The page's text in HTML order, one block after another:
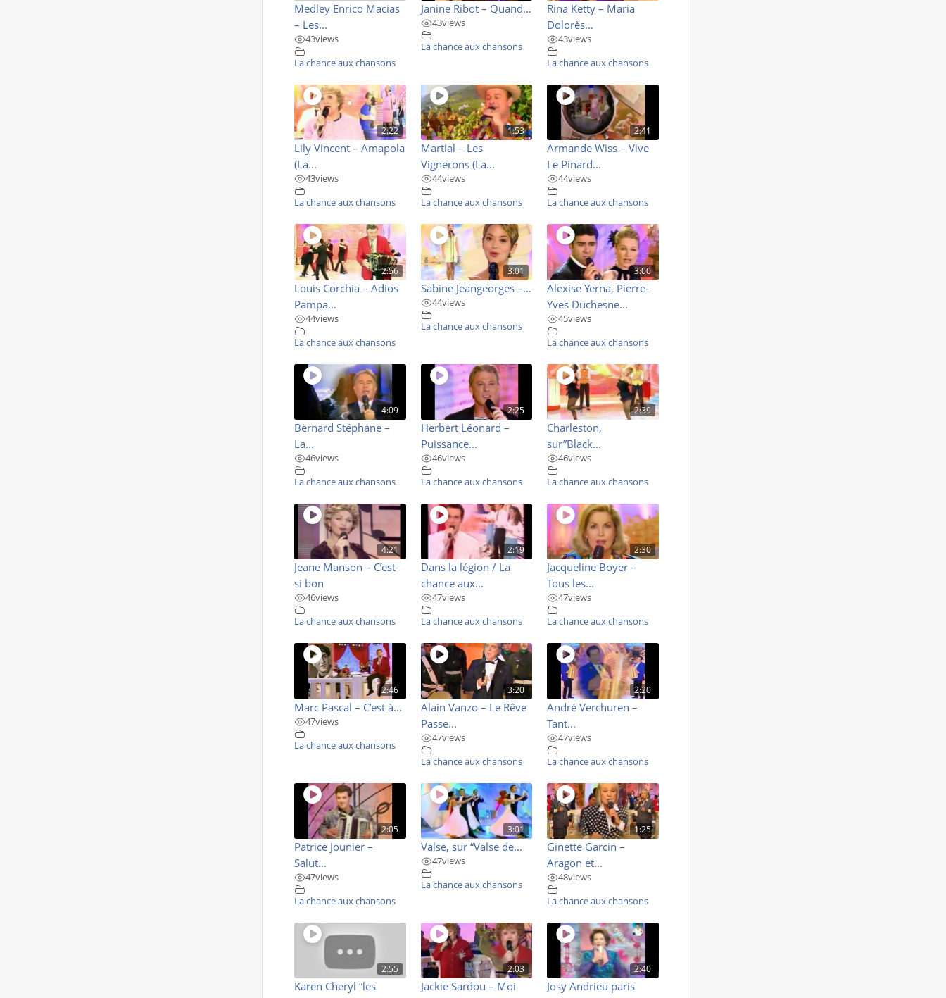
Medley Enrico Macias
– Les...
43views
La chance aux chansons
Janine Ribot – Quand...
43views
La chance aux chansons
Rina Ketty – Maria
Dolorès...
43views
La chance aux chansons
2:22
Lily Vincent – Amapola
(La...
43views
La chance aux chansons
1:53
Martial – Les
Vignerons (La...
44views
La chance aux chansons
2:41
Armande Wiss – Vive
Le Pinard...
44views
La chance aux chansons
2:56
Louis Corchia – Adios
Pampa...
44views
La chance aux chansons
3:01
Sabine Jeangeorges –...
44views
La chance aux chansons
3:00
Alexise Yerna, Pierre-
Yves Duchesne...
45views
La chance aux chansons
4:09
Bernard Stéphane –
La...
46views
La chance aux chansons
2:25
Herbert Léonard –
Puissance...
46views
La chance aux chansons
2:39
Charleston,
sur”Black...
46views
La chance aux chansons
4:21
Jeane Manson – C’est
si bon
46views
La chance aux chansons
2:19
Dans la légion / La
chance aux...
47views
La chance aux chansons
2:30
Jacqueline Boyer –
Tous les...
47views
La chance aux chansons
2:46
Marc Pascal – C’est à...
47views
La chance aux chansons
3:20
Alain Vanzo – Le Rêve
Passe...
47views
La chance aux chansons
2:20
André Verchuren –
Tant...
47views
La chance aux chansons
2:05
Patrice Jounier –
Salut...
47views
La chance aux chansons
3:01
Valse, sur “Valse de...
47views
La chance aux chansons
1:25
Ginette Garcin –
Aragon et...
48views
La chance aux chansons
2:55
Karen Cheryl “les
2:03
Jackie Sardou – Moi
2:40
Josy Andrieu paris